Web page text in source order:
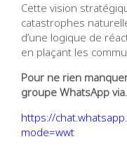
Cette vision
catastrophes
d’une logique de
en plaçant les
Pour ne rien
groupe WhatsApp
https://
mode=wwt